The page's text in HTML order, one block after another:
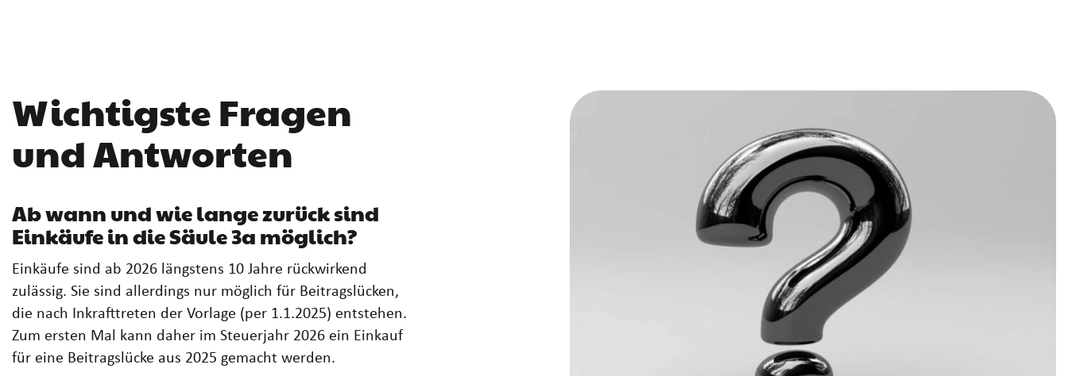
Wichtigste Fragen
und Antworten
Ab wann und wie lange zurück sind
Einkäufe in die Säule 3a möglich?
Einkäufe sind ab 2026 längstens 10 Jahre rückwirkend
zulässig. Sie sind allerdings nur möglich für Beitragslücken,
die nach Inkrafttreten der Vorlage (per 1.1.2025) entstehen.
Zum ersten Mal kann daher im Steuerjahr 2026 ein Einkauf
für eine Beitragslücke aus 2025 gemacht werden.